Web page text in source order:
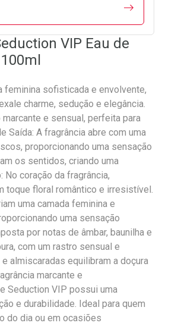
VIP Eau de
feminina sofisticada e envolvente,
charme, sedução e elegância.
e sensual, perfeita para
Saída: A fragrância abre com uma
proporcionando uma sensação
os sentidos, criando uma
coração da fragrância,
toque floral romântico e irresistível.
uma camada feminina e
uma sensação
por notas de âmbar, baunilha e
com um rastro sensual e
almiscaradas equilibram a doçura
marcante e
Seduction VIP possui uma
e durabilidade. Ideal para quem
do dia ou em ocasiões